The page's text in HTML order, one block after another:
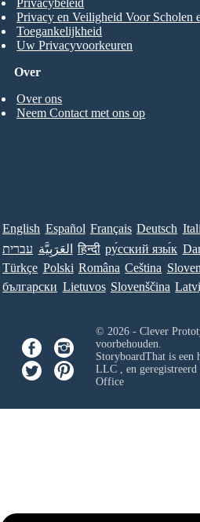
Over
Over ons
Neem Contact met ons op
Privacybeleid
Privacy en Veiligheid Voor Scholen
Toegankelijkheid
Uw Privacyvoorkeuren
English Español Français Deutsch
עברית العَرَبِيَّة हिन्दी ру́сский язы́к
Türkçe Polski Româna Ceština
български Lietuvos Slovenščina
© 2026 - Clever
voorbehouden.
StoryboardThat is een
LLC, en geregistreerd
Office